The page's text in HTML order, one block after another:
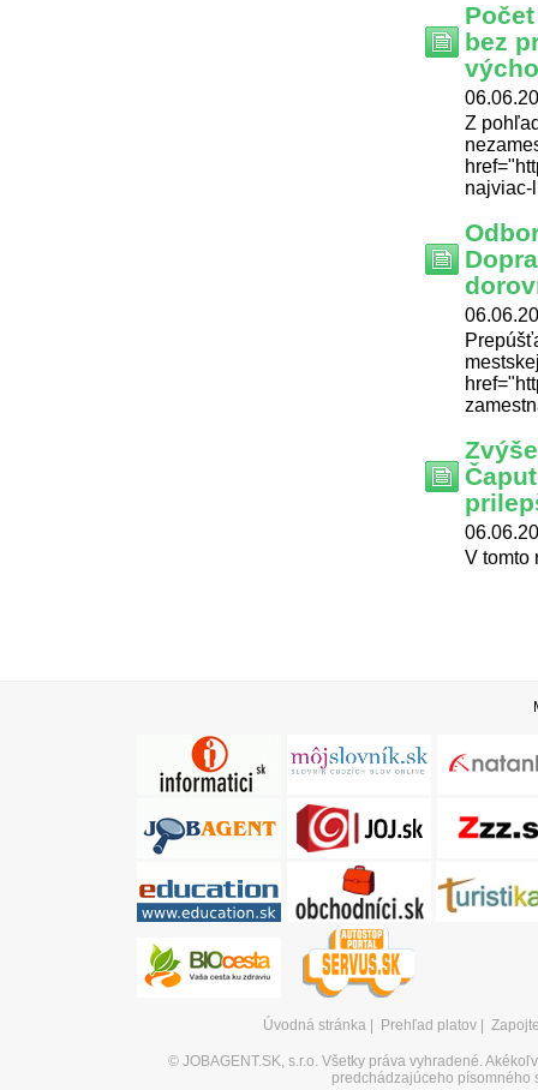
bez
Z
najviac-
V tomto
Úvodná stránka Prehľad platov
© JOBAGENT.SK, s.r.o. Všetky práva vyhradené.
predchádzajúceho písomného